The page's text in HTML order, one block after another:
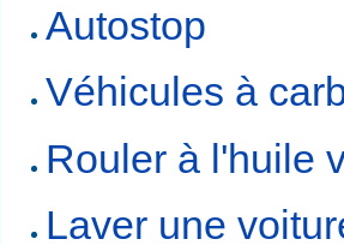
Autostop
Véhicules à
Rouler à l'huile
Laver une